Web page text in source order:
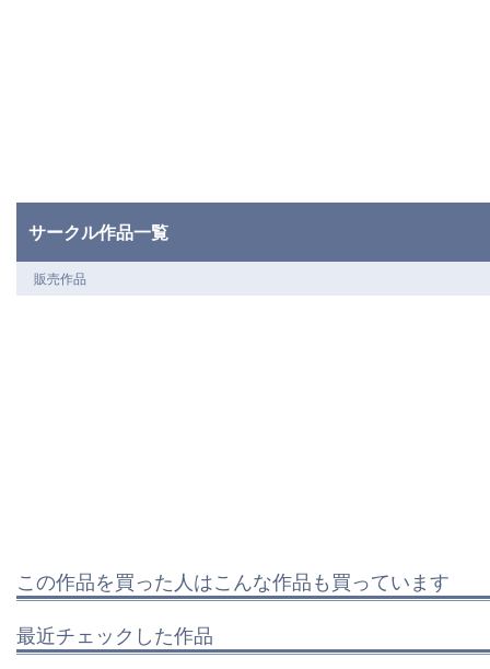
サークル作品一覧
販売作品
この作品を買った人はこんな作品も買っています
最近チェックした作品